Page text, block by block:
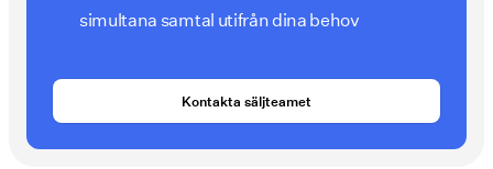
simultana samtal utifrån dina behov
Kontakta säljteamet